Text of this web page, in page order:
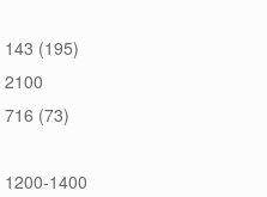
143 (195)
2100
716 (73)
1200-1400